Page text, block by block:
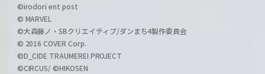
©irodori ent post
© MARVEL
©大森藤ノ・SBクリエイティブ/ダンまち4製作委員会
© 2016 COVER Corp.
©D_CIDE TRAUMEREI PROJECT
©CIRCUS/ ©HIKOSEN